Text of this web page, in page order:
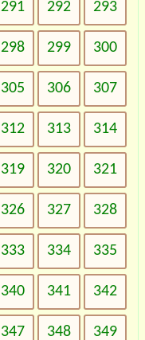
291 292 293
298 299 300
305 306 307
312 313 314
319 320 321
326 327 328
333 334 335
340 341 342
347 348 349